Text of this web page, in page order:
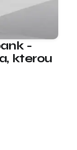
-
kterou